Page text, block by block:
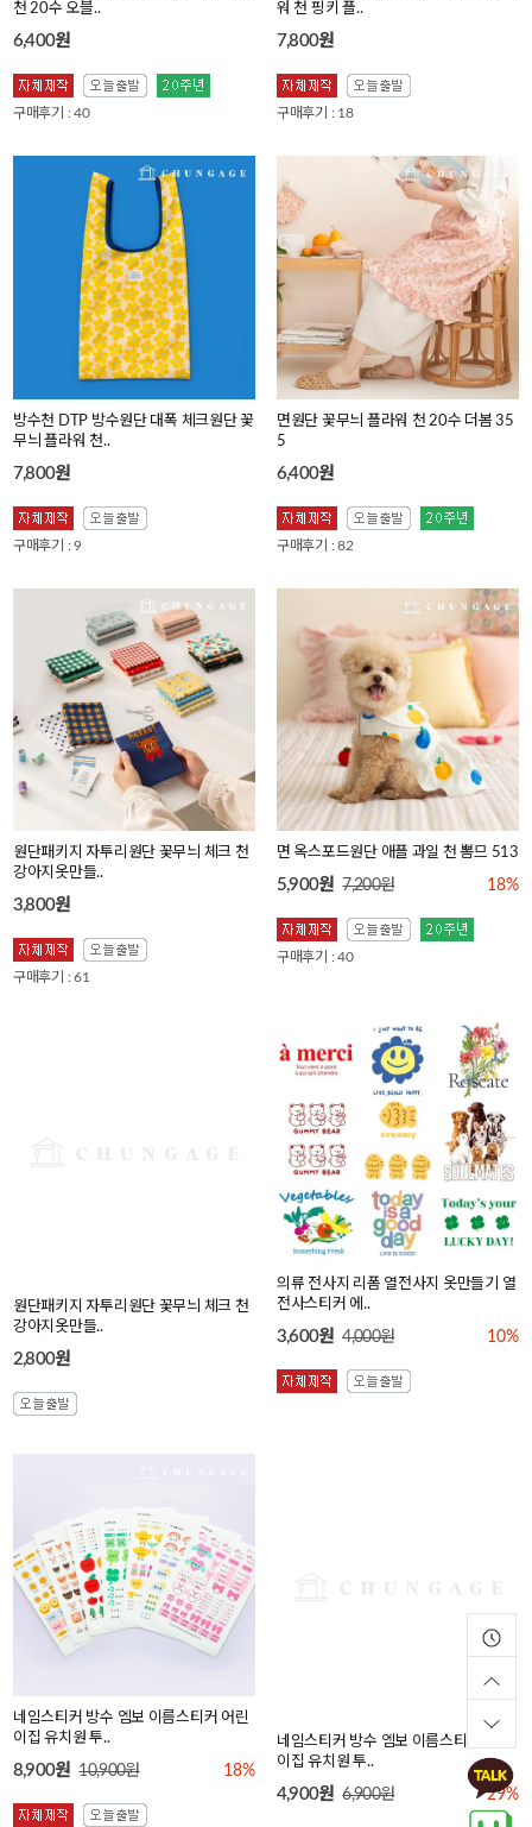
천 20수 오블..
6,400원
구매후기 : 40
워 천 핑키 플..
7,800원
구매후기 : 18
방수천 DTP 방수원단 대폭 체크원단 꽃
무늬 플라워 천..
7,800원
구매후기 : 9
면원단 꽃무늬 플라워 천 20수 더봄 35
5
6,400원
구매후기 : 82
원단패키지 자투리원단 꽃무늬 체크 천
강아지옷만들..
3,800원
구매후기 : 61
면 옥스포드원단 애플 과일 천 뽐므 513
5,900원 7,200원 18%
구매후기 : 40
강아지옷만들..
2,800원
의류 전사지 리폼 열전사지 옷만들기 열
전사스티커 에..
3,600원 4,000원 10%
이집 유치원 투..
8,900원 10,900원
네임스티커 방수 엠보 이름스티커 어린
4,900원 6,900원 29%